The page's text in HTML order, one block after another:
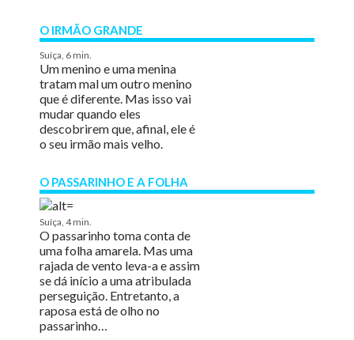
O IRMÃO GRANDE
Suíça, 6 min.
Um menino e uma menina
tratam mal um outro menino
que é diferente. Mas isso vai
mudar quando eles
descobrirem que, afinal, ele é
o seu irmão mais velho.
O PASSARINHO E A FOLHA
Suíça, 4 min.
O passarinho toma conta de
uma folha amarela. Mas uma
rajada de vento leva-a e assim
se dá início a uma atribulada
perseguição. Entretanto, a
raposa está de olho no
passarinho…